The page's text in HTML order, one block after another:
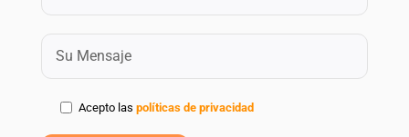
Acepto las políticas de privacidad